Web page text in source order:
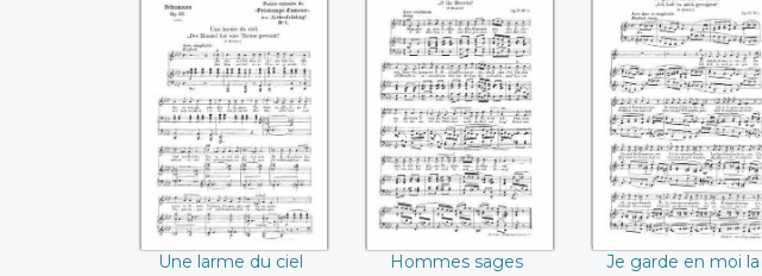
Une larme du ciel
(Robert
Schumann)
Une larme du ciel
Hommes sages
(Robert
Schumann)
Hommes sages
Je garde en moi la
trace (Robert
Schumann)
Je garde en moi la